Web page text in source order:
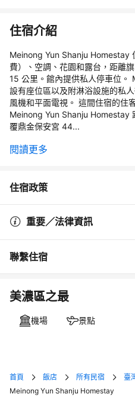
住宿介紹
Meinong Yun Shanju Homestay
費）、空調、花園和露台，距離
15 公里。館內提供私人停車位
設有座位區以及附淋浴設施的私
風機和平面電視。 這間住宿的住
Meinong Yun Shanju Homestay
覆鼎金保安宮 44...
閱讀更多
住宿政策
重要／法律資訊
聯繫住宿
美濃區之最
機場 景點
首頁 飯店 所有民宿 臺
Meinong Yun Shanju Homestay